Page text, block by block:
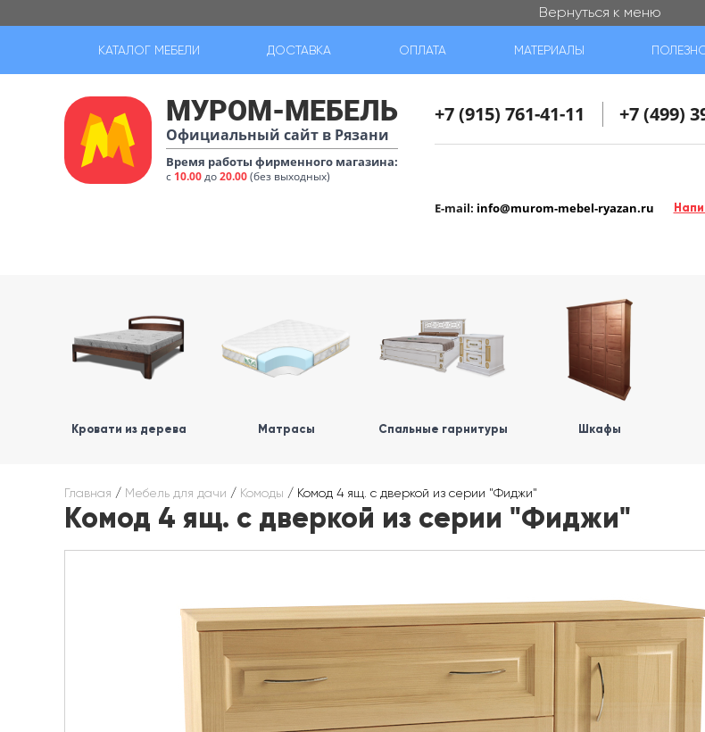
Вернуться к меню
КАТАЛОГ МЕБЕЛИ ДОСТАВКА ОПЛАТА МАТЕРИАЛЫ
МУРОМ-МЕБЕЛЬ
Официальный сайт в Рязани
Время работы фирменного магазина:
с 10.00до20.00(без выходных)
+7 (915) 761-41-11 +7 (499)
E-mail: info@murom-mebel-ryazan.ru
Кровати из дерева Матрасы Спальные гарнитуры Шкафы
Главная / Мебель для дачи / Комоды / Комод 4 ящ. с дверкой из серии "Фиджи"
Комод 4 ящ. с дверкой из серии "Фиджи"